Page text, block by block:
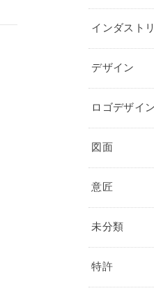
インダスト
デザイン
ロゴデザイン
図面
意匠
未分類
特許